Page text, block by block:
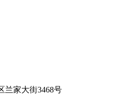
兰家大街3468号